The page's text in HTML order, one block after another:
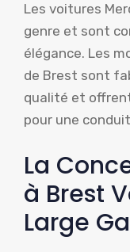
Les voitures
genre et sont
élégance. Les
de Brest sont
qualité et
pour une
La
à Brest
Large